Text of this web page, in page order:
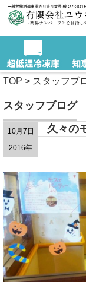
TOP > スタッフブ
スタッフブログ
10月7日
2016年
久々の